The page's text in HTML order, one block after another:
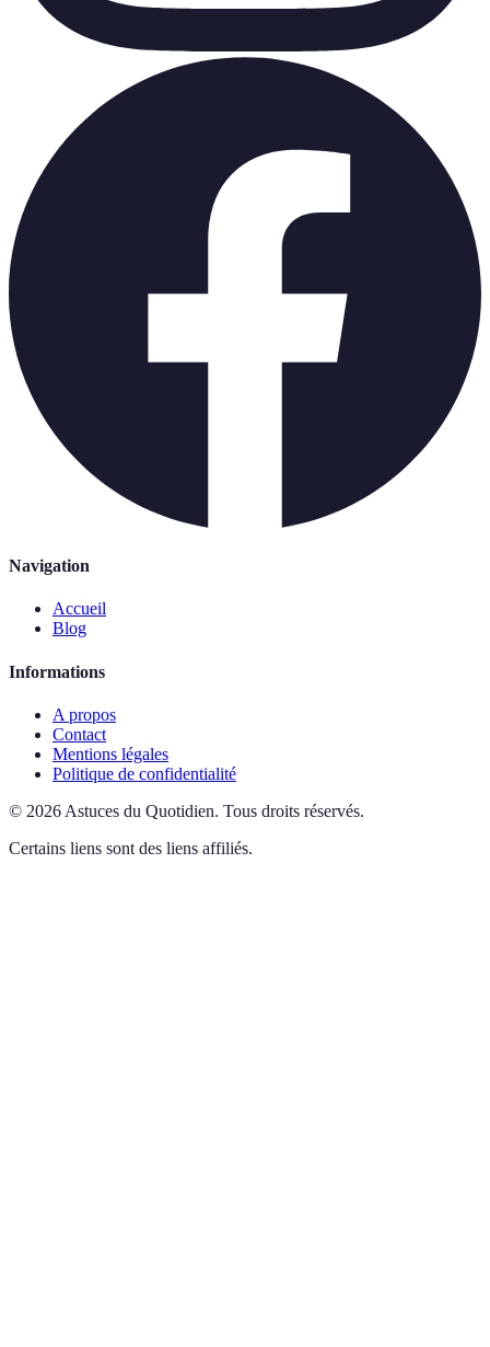
Navigation
Accueil
Blog
Informations
A propos
Contact
Mentions légales
Politique de confidentialité
© 2026 Astuces du Quotidien. Tous droits réservés.
Certains liens sont des liens affiliés.